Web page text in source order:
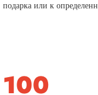
подарка или к